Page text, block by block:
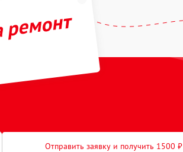
Отправить заявку и получить 1500 ₽